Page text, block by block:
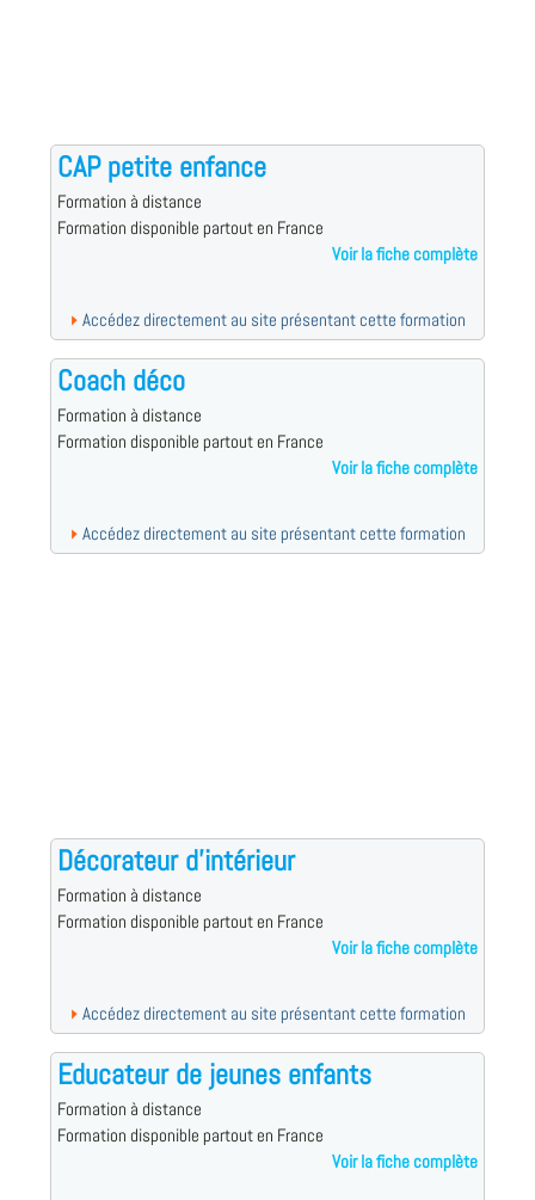
CAP petite enfance
Formation à distance
Formation disponible partout en France
Voir la fiche complète
Accédez directement au site présentant cette formation
Coach déco
Formation à distance
Formation disponible partout en France
Voir la fiche complète
Accédez directement au site présentant cette formation
Décorateur d'intérieur
Formation à distance
Formation disponible partout en France
Voir la fiche complète
Accédez directement au site présentant cette formation
Educateur de jeunes enfants
Formation à distance
Formation disponible partout en France
Voir la fiche complète